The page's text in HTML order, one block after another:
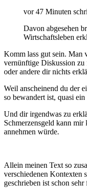
vor 47 Minuten
Davon abgesehen
Wirtschaftsleben
Komm lass gut sein. Man
vernünftige Diskussion zu
oder andere dir nichts
Weil anscheinend du der
so bewandert ist, quasi
Und dir irgendwas zu
Schmerzensgeld kann
annehmen würde.
Allein meinen Text so
verschiedenen Kontexten
geschrieben ist schon sehr